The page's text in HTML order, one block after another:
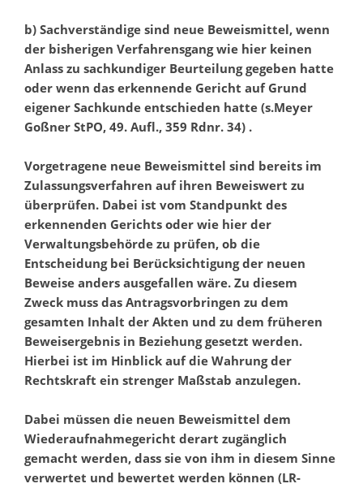
b) Sachverständige sind neue Beweismittel, wenn
der bisherigen Verfahrensgang wie hier keinen
Anlass zu sachkundiger Beurteilung gegeben hatte
oder wenn das erkennende Gericht auf Grund
eigener Sachkunde entschieden hatte (s.Meyer
Goßner StPO, 49. Aufl., 359 Rdnr. 34) .
Vorgetragene neue Beweismittel sind bereits im
Zulassungsverfahren auf ihren Beweiswert zu
überprüfen. Dabei ist vom Standpunkt des
erkennenden Gerichts oder wie hier der
Verwaltungsbehörde zu prüfen, ob die
Entscheidung bei Berücksichtigung der neuen
Beweise anders ausgefallen wäre. Zu diesem
Zweck muss das Antragsvorbringen zu dem
gesamten Inhalt der Akten und zu dem früheren
Beweisergebnis in Beziehung gesetzt werden.
Hierbei ist im Hinblick auf die Wahrung der
Rechtskraft ein strenger Maßstab anzulegen.
Dabei müssen die neuen Beweismittel dem
Wiederaufnahmegericht derart zugänglich
gemacht werden, dass sie von ihm in diesem Sinne
verwertet und bewertet werden können (LR-